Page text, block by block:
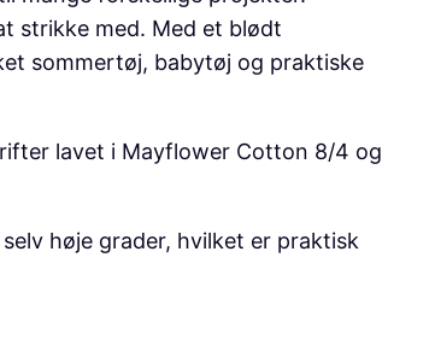
strikke med. Med et blødt
sommertøj, babytøj og praktiske
lavet i Mayflower Cotton 8/4 og
høje grader, hvilket er praktisk